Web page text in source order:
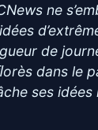
ne
de
dans le
ses